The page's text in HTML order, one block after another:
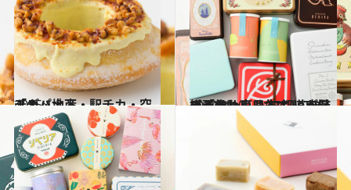
2025.1.3
「デパ地下・駅チカ・空チカ」土産
グルメ 2022.3.10
【画像】東日本エリアを総まとめ！ おいしいが詰まっている！ 47都道府県の「かわいい缶」
グルメ